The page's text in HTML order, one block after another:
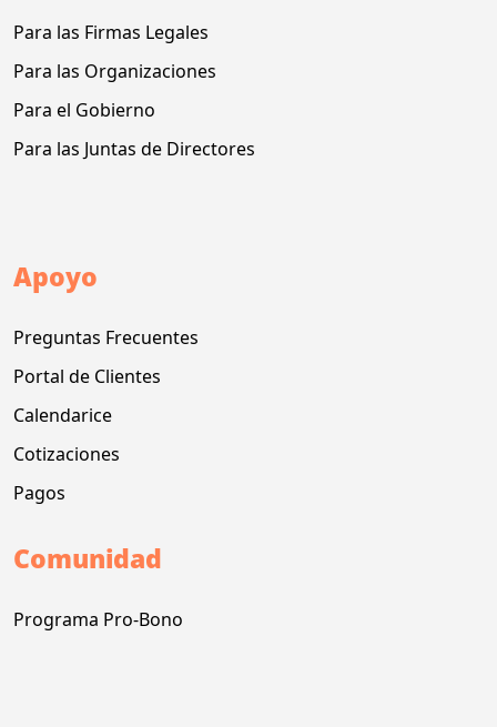
Para las Firmas Legales
Para las Organizaciones
Para el Gobierno
Para las Juntas de Directores
Apoyo
Preguntas Frecuentes
Portal de Clientes
Calendarice
Cotizaciones
Pagos
Comunidad
Programa Pro-Bono